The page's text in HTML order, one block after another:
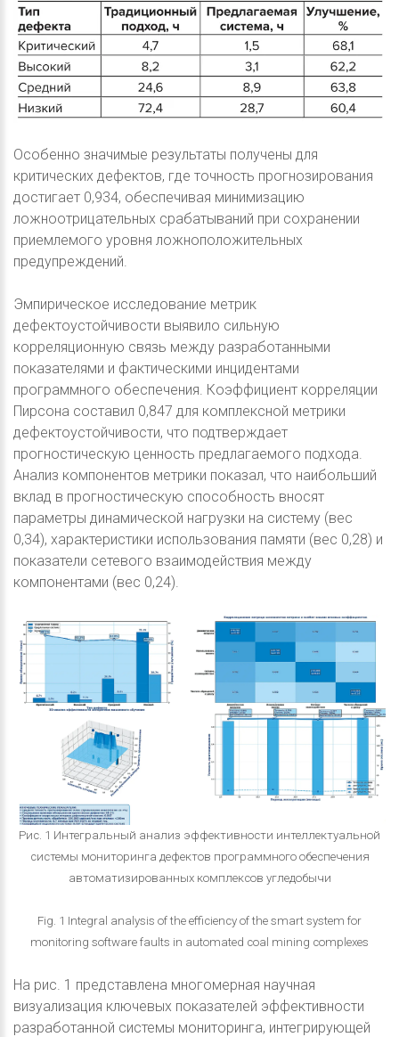
Особенно значимые результаты получены для
критических дефектов, где точность прогнозирования
достигает 0,934, обеспечивая минимизацию
ложноотрицательных срабатываний при сохранении
приемлемого уровня ложноположительных
предупреждений.
Эмпирическое исследование метрик
дефектоустойчивости выявило сильную
корреляционную связь между разработанными
показателями и фактическими инцидентами
программного обеспечения. Коэффициент корреляции
Пирсона составил 0,847 для комплексной метрики
дефектоустойчивости, что подтверждает
прогностическую ценность предлагаемого подхода.
Анализ компонентов метрики показал, что наибольший
вклад в прогностическую способность вносят
параметры динамической нагрузки на систему (вес
0,34), характеристики использования памяти (вес 0,28) и
показатели сетевого взаимодействия между
компонентами (вес 0,24).
Рис. 1 Интегральный анализ эффективности интеллектуальной
системы мониторинга дефектов программного обеспечения
автоматизированных комплексов угледобычи
Fig. 1 Integral analysis of the efficiency of the smart system for
monitoring software faults in automated coal mining complexes
На рис. 1 представлена многомерная научная
визуализация ключевых показателей эффективности
разработанной системы мониторинга, интегрирующей